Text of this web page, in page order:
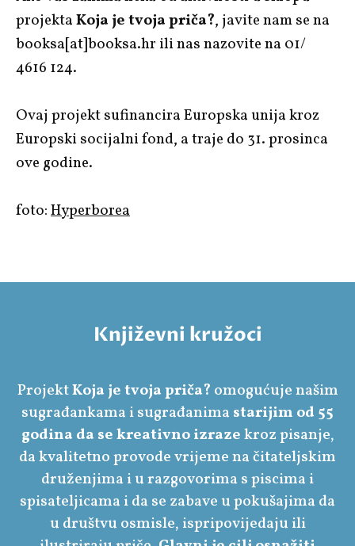
projektaKoja je tvoja priča?, javite nam se na
booksa[at]booksa.hr ili nas nazovite na 01/
4616 124.
Ovaj projekt sufinancira Europska unija kroz
Europski socijalni fond, a traje do 31. prosinca
ove godine.
foto:Hyperborea
Književni kružoci
ProjektKoja je tvoja priča? omogućuje našim
sugrađankama i sugrađanima starijim od 55
godina da se kreativno izrazekroz pisanje,
da kvalitetno provode vrijeme na čitateljskim
druženjima i u razgovorima s piscima i
spisateljicama i da se zabave u pokušajima da
u društvu osmisle, ispripovijedaju ili